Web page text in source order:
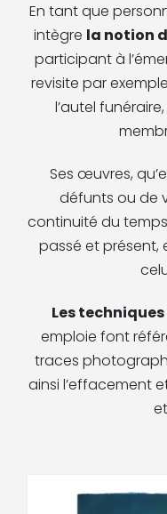
En tant que
intègre la notion
participant à
revisite par
l’autel
Ses œuvres,
défunts ou de
continuité du
passé et présent,
Les
emploie font
traces
ainsi l’effacement